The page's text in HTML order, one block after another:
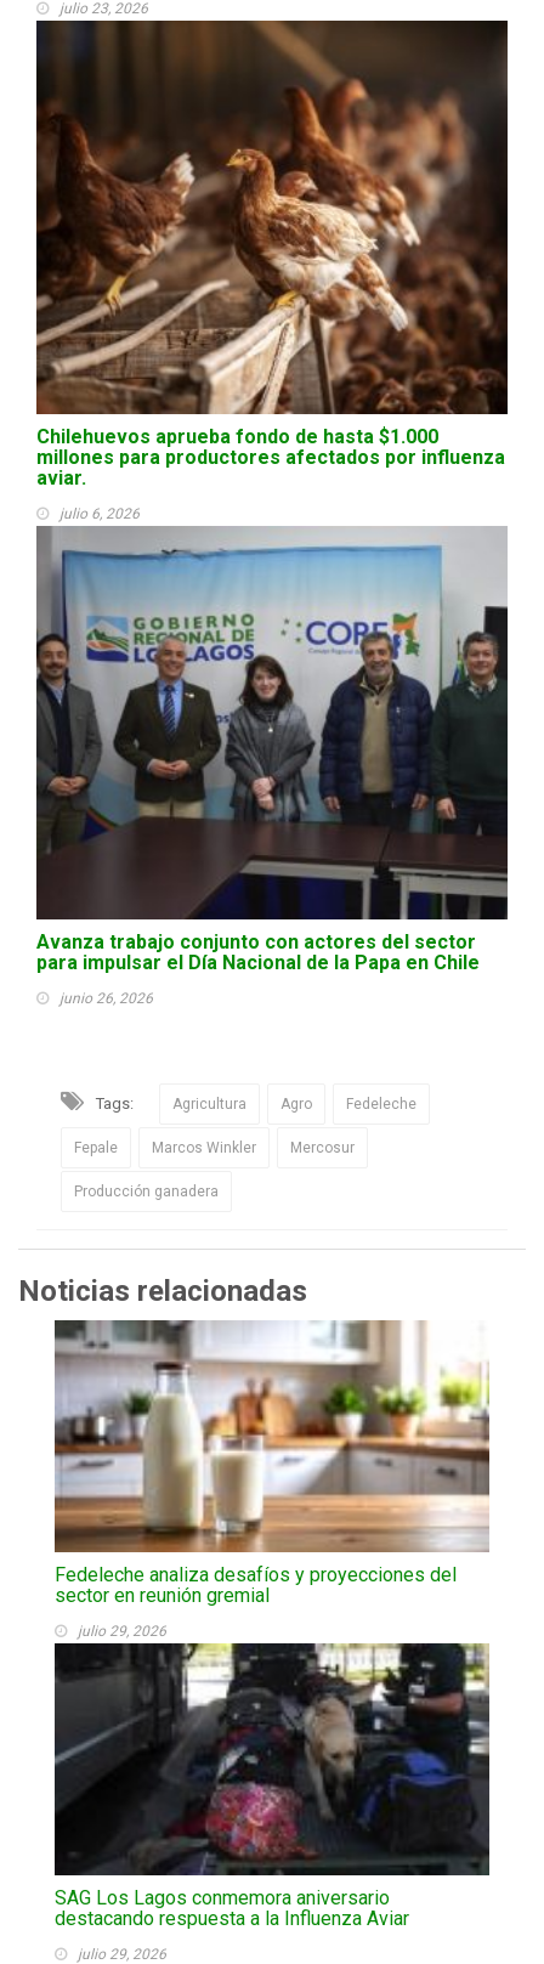
julio 23, 2026
Chilehuevos aprueba fondo de hasta $1.000
millones para productores afectados por influenza
aviar.
julio 6, 2026
Avanza trabajo conjunto con actores del sector
para impulsar el Día Nacional de la Papa en Chile
junio 26, 2026
Tags: Agricultura Agro Fedeleche
Fepale Marcos Winkler Mercosur
Producción ganadera
Noticias relacionadas
Fedeleche analiza desafíos y proyecciones del
sector en reunión gremial
julio 29, 2026
SAG Los Lagos conmemora aniversario
destacando respuesta a la Influenza Aviar
julio 29, 2026